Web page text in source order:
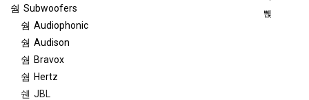
Subwoofers
Audiophonic
Audison
Bravox
Hertz
JBL